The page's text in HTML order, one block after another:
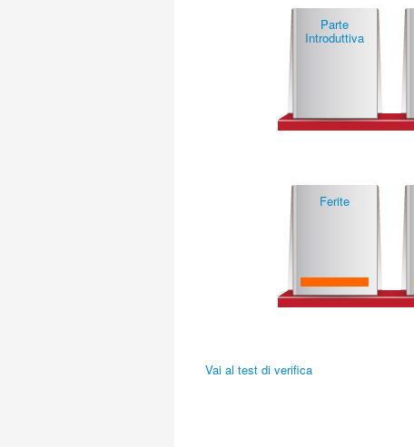
Parte
Introduttiva
Ferite
Vai al test di verifica